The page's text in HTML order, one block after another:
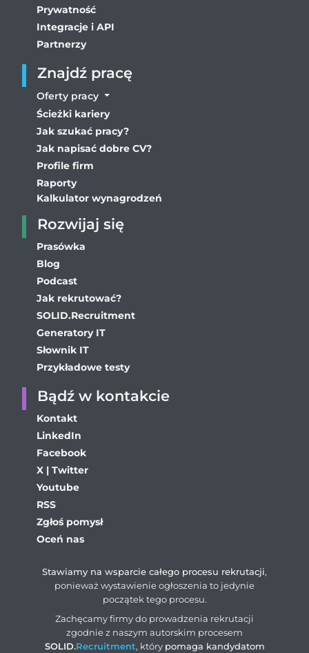
Prywatność
Integracje i API
Partnerzy
Znajdź pracę
Oferty pracy
Ścieżki kariery
Jak szukać pracy?
Jak napisać dobre CV?
Profile firm
Raporty
Kalkulator wynagrodzeń
Rozwijaj się
Prasówka
Blog
Podcast
Jak rekrutować?
SOLID.Recruitment
Generatory IT
Słownik IT
Przykładowe testy
Bądź w kontakcie
Kontakt
LinkedIn
Facebook
X | Twitter
Youtube
RSS
Zgłoś pomysł
Oceń nas
Stawiamy na wsparcie całego procesu rekrutacji,
ponieważ wystawienie ogłoszenia to jedynie
początek tego procesu.
Zachęcamy firmy do prowadzenia rekrutacji
zgodnie z naszym autorskim procesem
SOLID.Recruitment, który pomaga kandydatom